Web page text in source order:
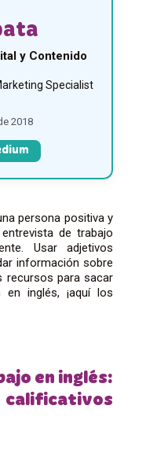
y Contenido
Specialist
2018
persona positiva y
de trabajo
Usar adjetivos
información sobre
recursos para sacar
inglés, ¡aquí los
en inglés: